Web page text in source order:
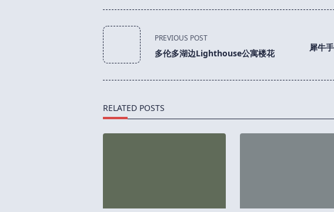
<span
class="nav-
subtitle
PREVIOUS POST
多伦多湖边Lighthouse公寓楼花
犀牛
RELATED POSTS